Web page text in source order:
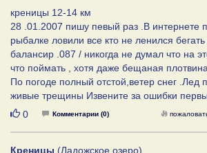
креницы 12-14 км
28 .01.2007 пишу певый раз .В интернете
рыбалке ловили все кто не ленился
балансир .087 / никогда не думал что на
что поймать , хотя даже бещаная
По погоде полный отстой,ветер снег .Лед
живые трещины Извените за ошибки
Нравится
0 Комментарии (0)
Креницы (Ладожское озеро)